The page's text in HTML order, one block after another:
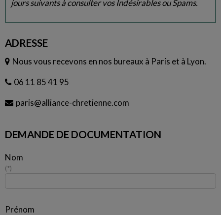
jours suivants à consulter vos Indésirables ou Spams.
ADRESSE
Nous vous recevons en nos bureaux à Paris et à Lyon.
06 11 85 41 95
paris@alliance-chretienne.com
DEMANDE DE DOCUMENTATION
Nom
*
Prénom